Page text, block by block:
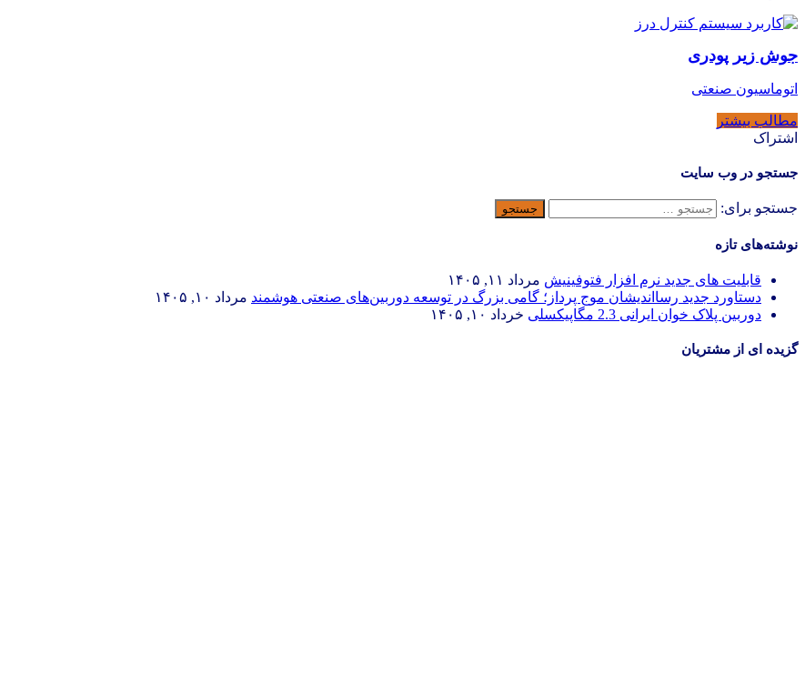
جوش زیر پودری
اتوماسیون صنعتی
مطالب بیشتر
اشتراک
جستجو در وب سایت
جستجو برای:
نوشته‌های تازه
قابلیت های جدید نرم افزار فتوفینیش مرداد ۱۱, ۱۴۰۵
دستاورد جدید رسااندیشان موج پرداز؛ گامی بزرگ در توسعه دوربین‌های صنعتی هوشمند مرداد ۱۰, ۱۴۰۵
دوربین پلاک خوان ایرانی 2.3 مگاپیکسلی
خرداد ۱۰, ۱۴۰۵
گزیده ای از مشتریان